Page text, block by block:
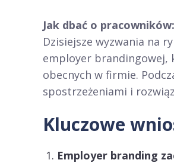
Jak dbać o
Dzisiejsze wyzwania na
employer brandingowej,
obecnych w firmie.
spostrzeżeniami i
Kluczowe
Employer branding